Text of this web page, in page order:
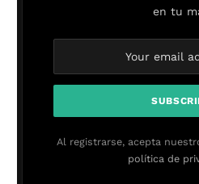
en tu
Al registrarse, acepta
política de